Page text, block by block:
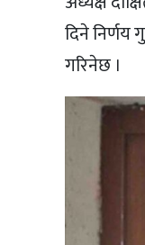
दिने निर्णय
गरिनेछ ।